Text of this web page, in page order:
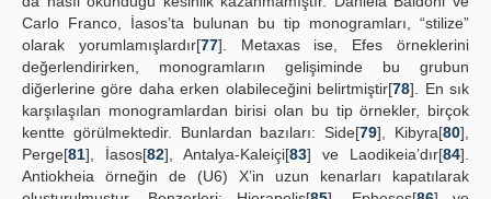
Carlo Franco, İasos’ta bulunan bu tip monogramları, “stilize”
olarak yorumlamışlardır[77]. Metaxas ise, Efes örneklerini
değerlendirirken, monogramların gelişiminde bu grubun
diğerlerine göre daha erken olabileceğini belirtmiştir[78]. En sık
karşılaşılan monogramlardan birisi olan bu tip örnekler, birçok
kentte görülmektedir. Bunlardan bazıları: Side[79], Kibyra[80],
Perge[81], İasos[82], Antalya-Kaleiçi[83] ve Laodikeia’dır[84].
Antiokheia örneğin de (U6) X’in uzun kenarları kapatılarak